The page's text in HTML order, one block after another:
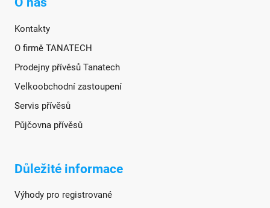
Kontakty
O firmě TANATECH
Prodejny přívěsů Tanatech
Velkoobchodní zastoupení
Servis přívěsů
Půjčovna přívěsů
Důležité informace
Výhody pro registrované